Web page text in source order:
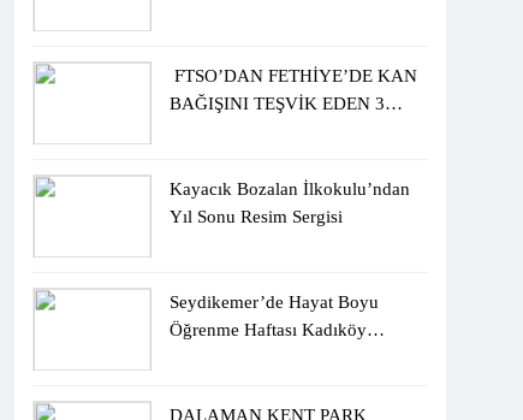
FTSO’DAN FETHİYE’DE KAN
BAĞIŞINI TEŞVİK EDEN 3
Kayacık Bozalan İlkokulu’ndan
Yıl Sonu Resim Sergisi
Seydikemer’de Hayat Boyu
Öğrenme Haftası Kadıköy
DALAMAN KENT PARK